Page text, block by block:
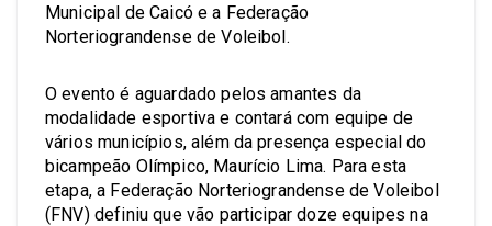
Municipal de Caicó e a Federação
Norteriograndense de Voleibol.
O evento é aguardado pelos amantes da
modalidade esportiva e contará com equipe de
vários municípios, além da presença especial do
bicampeão Olímpico, Maurício Lima. Para esta
etapa, a Federação Norteriograndense de Voleibol
(FNV) definiu que vão participar doze equipes na